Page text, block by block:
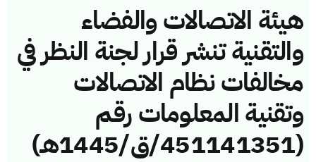
هيئة الاتصالات والفضاء
والتقنية تنشر قرار لجنة النظر في
مخالفات نظام الاتصالات
وتقنية المعلومات رقم
(451141351/ق/1445هـ)